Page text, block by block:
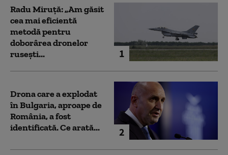
1
Radu Miruță: „Am găsit
cea mai eficientă
metodă pentru
doborârea dronelor
rusești...
2
Drona care a explodat
în Bulgaria, aproape de
România, a fost
identificată. Ce arată...